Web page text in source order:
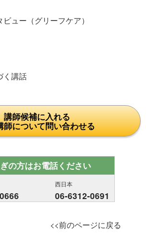
ュー（グリーフケア）
く講話
講師候補に入れる
師について問い合わせる
の方はお電話ください
西日本
06-6312-0691
<<前のページに戻る